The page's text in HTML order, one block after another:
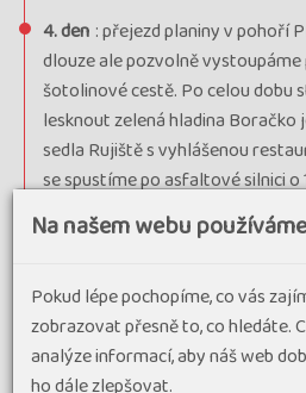
4. den : přejezd planiny v pohoří
dlouze ale pozvolně
šotolinové cestě. Po celou dobu
lesknout zelená hladina Boračko
sedla Rujiště s vyhlášenou
se spustíme po asfaltové silnici
Hercegoviny - MOSTARU (55 km,
zachovává tajemný orientální
nedávnou válkou zničeném a
Hajrudinově Starém mostě
turecké kávě budeme obdivovat
Na našem webu
Pokud lépe pochopíme, co vás
zobrazovat přesně to, co hledáte.
analýze informací, aby náš web
ho dále zlepšovat.